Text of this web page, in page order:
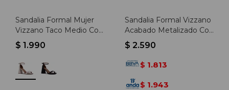
Sandalia Formal Mujer
Vizzano Taco Medio Con
Pulsera - Blanco
$ 1.990
Sandalia Formal Vizzano
Acabado Metalizado Con
Pulsera Y Hebilla - Plata
$ 2.590
$ 1.813
$ 1.943